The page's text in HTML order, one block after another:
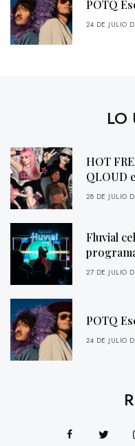
POTQ
24 DE JULIO
LO
HOT
QLOUD
28 DE JULIO
Fluvial
27 DE JULIO
POTQ
24 DE JULIO